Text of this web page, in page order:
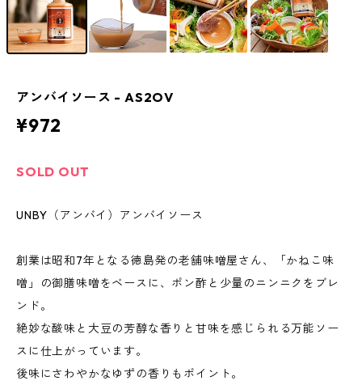
アンバイソース - AS2OV
¥972
SOLD OUT
UNBY（アンバイ）アンバイソース
創業は昭和7年となる徳島発の老舗味噌屋さん、「かねこ味
噌」の御膳味噌をベースに、ポン酢と少量のニンニクをブレ
ンド。
絶妙な酸味と大豆の芳醇な香りと甘味を感じられる万能ソー
スに仕上がっています。
後味にさわやかなゆずの香りもポイント。